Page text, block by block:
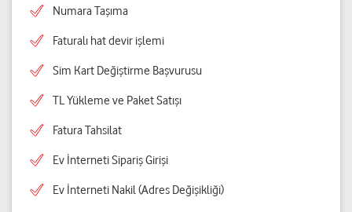
Numara Taşıma
Faturalı hat devir işlemi
Sim Kart Değiştirme Başvurusu
TL Yükleme ve Paket Satışı
Fatura Tahsilat
Ev İnterneti Sipariş Girişi
Ev İnterneti Nakil (Adres Değişikliği)